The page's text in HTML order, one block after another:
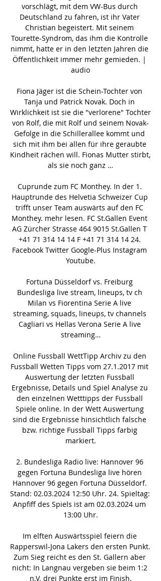
vorschlägt, mit dem VW-Bus durch
Deutschland zu fahren, ist ihr Vater
Christian begeistert. Mit seinem
Tourette-Syndrom, das ihm die Kontrolle
nimmt, hatte er in den letzten Jahren die
Öffentlichkeit immer mehr gemieden. |
audio
Fiona Jäger ist die Schein-Tochter von
Tanja und Patrick Novak. Doch in
Wirklichkeit ist sie die "verlorene" Tochter
von Rolf, die mit Rolf und seinem Novak-
Gefolge in die Schillerallee kommt und
sich mit ihm bei allen für ihre geraubte
Kindheit rächen will. Fionas Mutter stirbt,
als sie noch ganz …
Cuprunde zum FC Monthey. In der 1.
Hauptrunde des Helvetia Schweizer Cup
trifft unser Team auswärts auf den FC
Monthey. mehr lesen. FC St.Gallen Event
AG Zürcher Strasse 464 9015 St.Gallen T
+41 71 314 14 14 F +41 71 314 14 24.
Facebook Twitter Google-Plus Instagram
Youtube.
Fortuna Düsseldorf vs. Freiburg
Bundesliga live stream, lineups, tv ch
Milan vs Fiorentina Serie A live
streaming, squads, lineups, tv channels
Cagliari vs Hellas Verona Serie A live
streaming…
Online Fussball WettTipp Archiv zu den
Fussball Wetten Tipps vom 27.1.2017 mit
Auswertung der letzten Fussball
Ergebnisse, Details und Spiel Analyse zu
den einzelnen Wetttipps der Fussball
Spiele online. In der Wett Auswertung
sind die Ergebnisse hinsichtlich falsche
bzw. richtige Fussball Tipps farbig
markiert.
2. Bundesliga Radio live: Hannover 96
gegen Fortuna Bundesliga live hören
Hannover 96 gegen Fortuna Düsseldorf.
Stand: 02.03.2024 12:50 Uhr. 24. Spieltag:
Anpfiff des Spiels ist am 02.03.2024 um
13:00 Uhr.
Im elften Auswärtsspiel feiern die
Rapperswil-Jona Lakers den ersten Punkt.
Zum Sieg reicht es den St. Gallern aber
nicht: In Langnau vergeben sie beim 1:2
n.V. drei Punkte erst im Finish.